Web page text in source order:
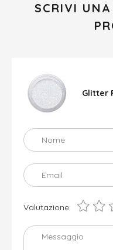
SCRIVI UNA
Glitter
Nome
Email
Valutazione:
Messaggio